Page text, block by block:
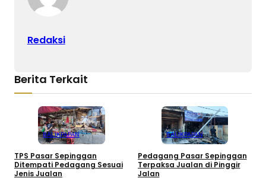
Redaksi
Berita Terkait
BALIKPAPAN
TPS Pasar Sepinggan
Ditempati Pedagang Sesuai
Jenis Jualan
BALIKPAPAN
Pedagang Pasar Sepinggan
Terpaksa Jualan di Pinggir
Jalan